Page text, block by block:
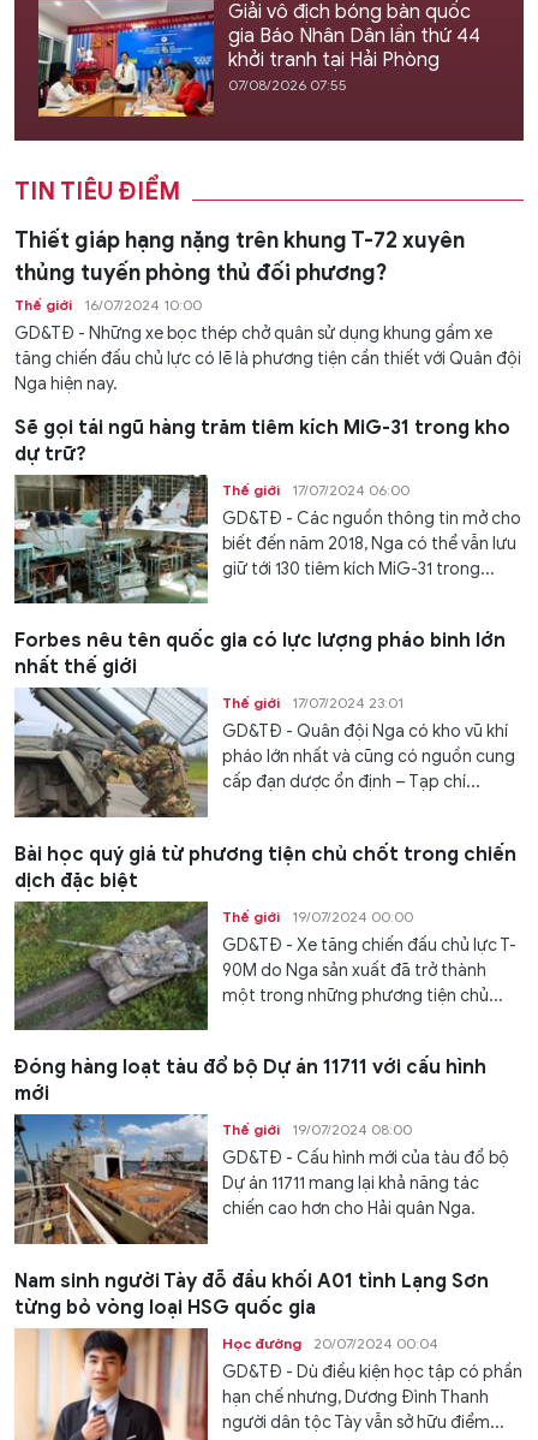
Giải vô địch bóng bàn quốc
gia Báo Nhân Dân lần thứ 44
khởi tranh tại Hải Phòng
07/08/2026 07:55
TIN TIÊU ĐIỂM
Thiết giáp hạng nặng trên khung T-72 xuyên
thủng tuyến phòng thủ đối phương?
Thế giới 16/07/2024 10:00
GD&TĐ - Những xe bọc thép chở quân sử dụng khung gầm xe
tăng chiến đấu chủ lực có lẽ là phương tiện cần thiết với Quân đội
Nga hiện nay.
Sẽ gọi tái ngũ hàng trăm tiêm kích MiG-31 trong kho
dự trữ?
Thế giới 17/07/2024 06:00
GD&TĐ - Các nguồn thông tin mở cho
biết đến năm 2018, Nga có thể vẫn lưu
giữ tới 130 tiêm kích MiG-31 trong...
Forbes nêu tên quốc gia có lực lượng pháo binh lớn
nhất thế giới
Thế giới 17/07/2024 23:01
GD&TĐ - Quân đội Nga có kho vũ khí
pháo lớn nhất và cũng có nguồn cung
cấp đạn dược ổn định – Tạp chí...
Bài học quý giá từ phương tiện chủ chốt trong chiến
dịch đặc biệt
Thế giới 19/07/2024 00:00
GD&TĐ - Xe tăng chiến đấu chủ lực T-
90M do Nga sản xuất đã trở thành
một trong những phương tiện chủ...
Đóng hàng loạt tàu đổ bộ Dự án 11711 với cấu hình
mới
Thế giới 19/07/2024 08:00
GD&TĐ - Cấu hình mới của tàu đổ bộ
Dự án 11711 mang lại khả năng tác
chiến cao hơn cho Hải quân Nga.
Nam sinh người Tày đỗ đầu khối A01 tỉnh Lạng Sơn
từng bỏ vòng loại HSG quốc gia
Học đường 20/07/2024 00:04
GD&TĐ - Dù điều kiện học tập có phần
hạn chế nhưng, Dương Đình Thanh
người dân tộc Tày vẫn sở hữu điểm...